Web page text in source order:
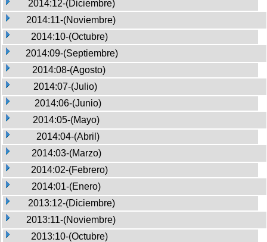
2014:12-(Diciembre)
2014:11-(Noviembre)
2014:10-(Octubre)
2014:09-(Septiembre)
2014:08-(Agosto)
2014:07-(Julio)
2014:06-(Junio)
2014:05-(Mayo)
2014:04-(Abril)
2014:03-(Marzo)
2014:02-(Febrero)
2014:01-(Enero)
2013:12-(Diciembre)
2013:11-(Noviembre)
2013:10-(Octubre)